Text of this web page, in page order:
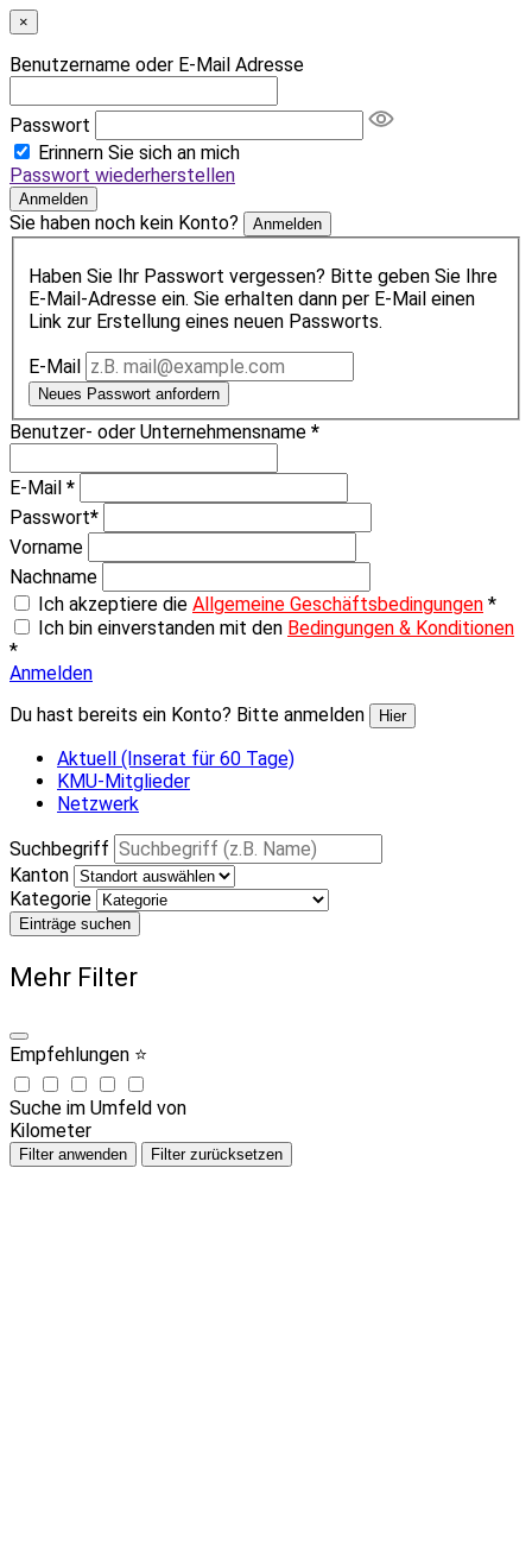
×
Benutzername oder E-Mail Adresse
Passwort
Erinnern Sie sich an mich
Passwort wiederherstellen
Anmelden
Sie haben noch kein Konto? Anmelden
Haben Sie Ihr Passwort vergessen? Bitte geben Sie Ihre
E-Mail-Adresse ein. Sie erhalten dann per E-Mail einen
Link zur Erstellung eines neuen Passworts.
E-Mail
Neues Passwort anfordern
Benutzer- oder Unternehmensname *
E-Mail *
Passwort*
Vorname
Nachname
Ich akzeptiere die Allgemeine Geschäftsbedingungen *
Ich bin einverstanden mit den Bedingungen & Konditionen
*
Anmelden
Du hast bereits ein Konto? Bitte anmelden
Hier
Aktuell (Inserat für 60 Tage)
KMU-Mitglieder
Netzwerk
Suchbegriff
Kanton
Kategorie
Einträge suchen
Mehr Filter
Empfehlungen ⭐
Suche im Umfeld von
Kilometer
Filter anwenden Filter zurücksetzen